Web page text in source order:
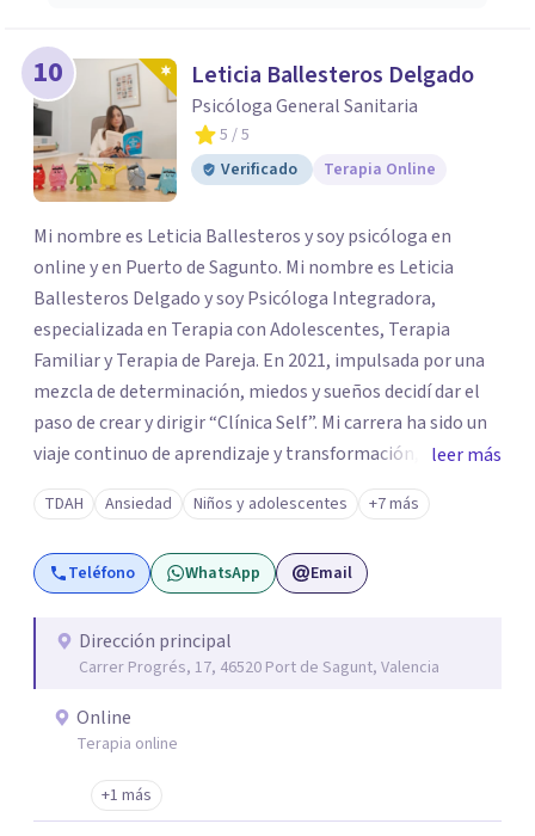
10 Leticia Ballesteros Delgado
Psicóloga General Sanitaria
5 / 5
Verificado
Terapia Online
Mi nombre es Leticia Ballesteros y soy psicóloga en
online y en Puerto de Sagunto. Mi nombre es Leticia
Ballesteros Delgado y soy Psicóloga Integradora,
especializada en Terapia con Adolescentes, Terapia
Familiar y Terapia de Pareja. En 2021, impulsada por una
mezcla de determinación, miedos y sueños decidí dar el
paso de crear y dirigir “Clínica Self”. Mi carrera ha sido un
viaje continuo de aprendizaje y transformación,
moldeado por másters, especializaciones y experiencias
que han reafirmado mi verdadera vocación: acompañar a
familias y adolescentes en sus momentos más cruciales,
guiándolos hacia relaciones más saludables y un
leer más
TDAH Ansiedad Niños y adolescentes +7 más
Teléfono WhatsApp Email
Dirección principal
Carrer Progrés, 17, 46520 Port de Sagunt, Valencia
Online
Terapia online
+1 más